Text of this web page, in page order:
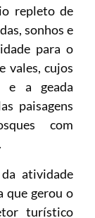
repleto de
sonhos e
para o
vales, cujos
e a geada
paisagens
com
atividade
que gerou o
turístico